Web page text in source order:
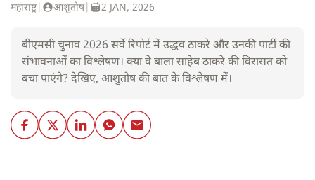
महाराष्ट्र| आशुतोष| 2 JAN, 2026
बीएमसी चुनाव 2026 सर्वे रिपोर्ट में उद्धव ठाकरे और उनकी पार्टी की
संभावनाओं का विश्लेषण। क्या वे बाला साहेब ठाकरे की विरासत को
बचा पाएंगे? देखिए, आशुतोष की बात के विश्लेषण में।